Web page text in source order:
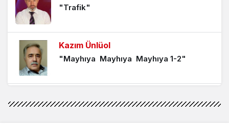
"Trafik"
Kazım Ünlüol
"Mayhıya Mayhıya Mayhıya 1-2"